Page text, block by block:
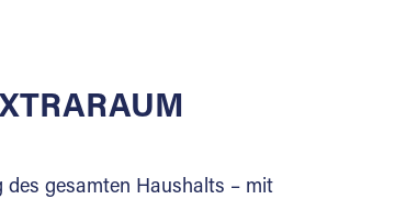
Extraraum Partner und
des gesamten Haushalts – mit